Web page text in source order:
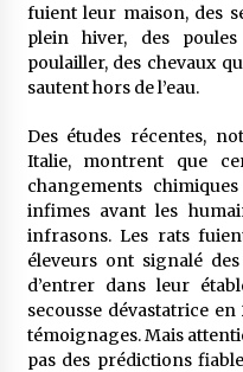
fuient leur maison, des
plein hiver, des
poulailler, des chevaux
sautent hors de l’eau.
Des études récentes,
Italie, montrent que
changements
infimes avant les
infrasons. Les rats
éleveurs ont signalé
d’entrer dans leur
secousse dévastatrice
témoignages. Mais
pas des prédictions